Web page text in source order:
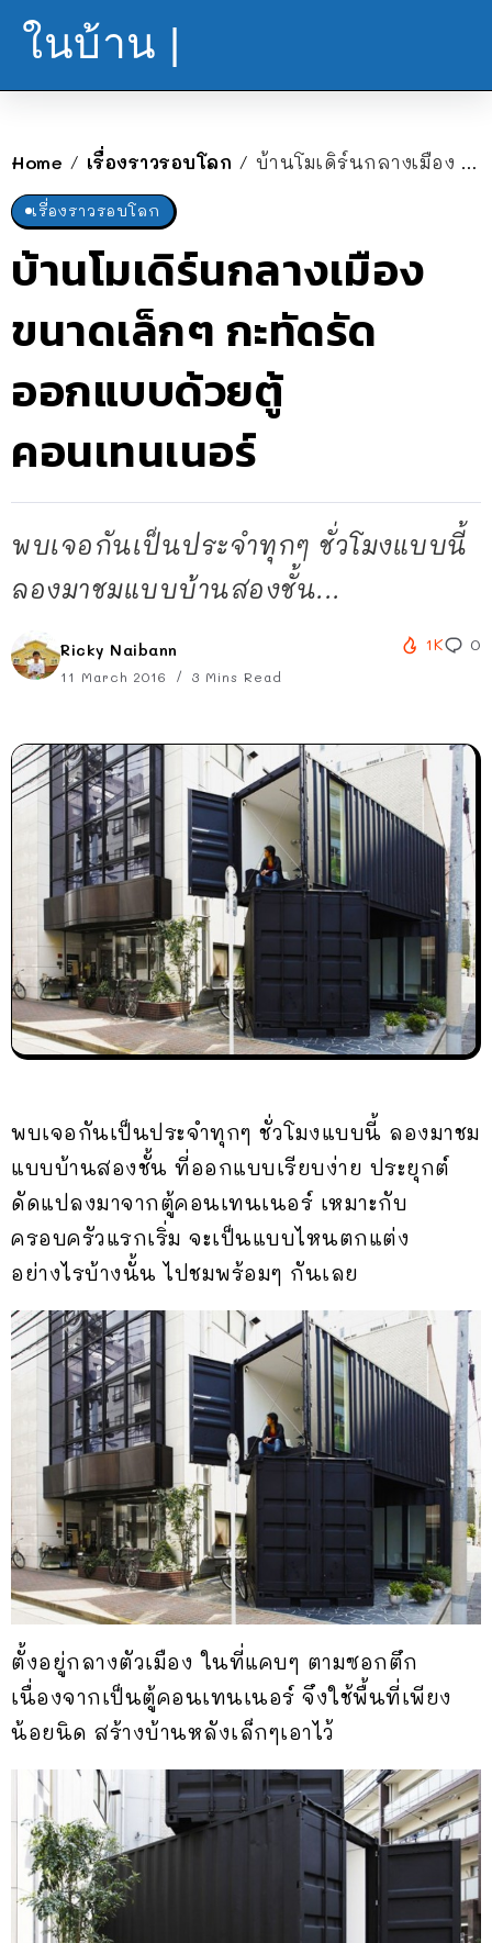
ในบ้าน |
Home / เรื่องราวรอบโลก / บ้านโมเดิร์นกลางเมือง ขนาดเล็กๆ กะทัดรัด ออกแบบด้วยตู้คอนเทนเนอร์
เรื่องราวรอบโลก
บ้านโมเดิร์นกลางเมือง
ขนาดเล็กๆ กะทัดรัด
ออกแบบด้วยตู้
คอนเทนเนอร์
พบเจอกันเป็นประจำทุกๆ ชั่วโมงแบบนี้
ลองมาชมแบบบ้านสองชั้น...
Ricky Naibann
11 March 2016 3 Mins Read
1K 0
พบเจอกันเป็นประจำทุกๆ ชั่วโมงแบบนี้ ลองมาชม
แบบบ้านสองชั้น ที่ออกแบบเรียบง่าย ประยุกต์
ดัดแปลงมาจากตู้คอนเทนเนอร์ เหมาะกับ
ครอบครัวแรกเริ่ม จะเป็นแบบไหนตกแต่ง
อย่างไรบ้างนั้น ไปชมพร้อมๆ กันเลย
ตั้งอยู่กลางตัวเมือง ในที่แคบๆ ตามซอกตึก
เนื่องจากเป็นตู้คอนเทนเนอร์ จึงใช้พื้นที่เพียง
น้อยนิด สร้างบ้านหลังเล็กๆเอาไว้